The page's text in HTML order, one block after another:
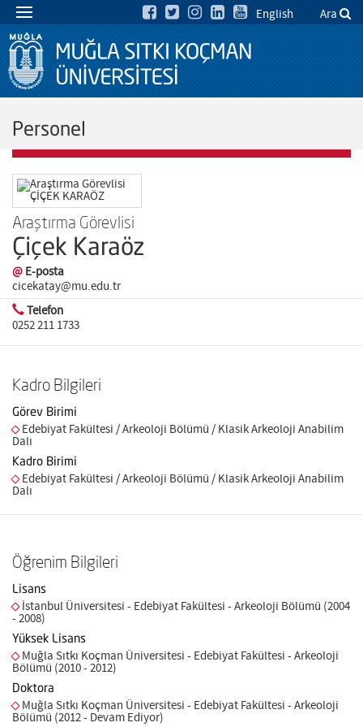
English Ara
Personel
Araştırma Görevlisi
Çiçek Karaöz
@ E-posta
cicekatay@mu.edu.tr
Telefon
0252 211 1733
Kadro Bilgileri
Görev Birimi
Edebiyat Fakültesi / Arkeoloji Bölümü / Klasik Arkeoloji Anabilim
Dalı
Kadro Birimi
Edebiyat Fakültesi / Arkeoloji Bölümü / Klasik Arkeoloji Anabilim
Dalı
Öğrenim Bilgileri
Lisans
İstanbul Üniversitesi - Edebiyat Fakültesi - Arkeoloji Bölümü (2004
- 2008)
Yüksek Lisans
Muğla Sıtkı Koçman Üniversitesi - Edebiyat Fakültesi - Arkeoloji
Bölümü (2010 - 2012)
Doktora
Muğla Sıtkı Koçman Üniversitesi - Edebiyat Fakültesi - Arkeoloji
Bölümü (2012 - Devam Ediyor)